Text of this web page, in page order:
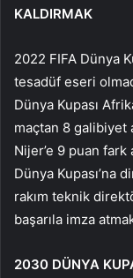
KALDIRMAK
2022 FIFA Dünya
tesadüf eseri
Dünya Kupası
maçtan 8 galibiyet
Nijer’e 9 puan fark
Dünya Kupası’na
rakım teknik
başarıla imza
2030 DÜNYA